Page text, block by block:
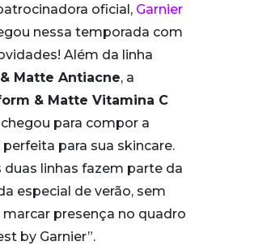
oficial, Garnier
nessa temporada com
Além da linha
Matte Antiacne, a
& Matte Vitamina C
para compor a
para sua skincare.
duas linhas fazem parte da
especial de verão, sem
marcar presença no quadro
by Garnier”.